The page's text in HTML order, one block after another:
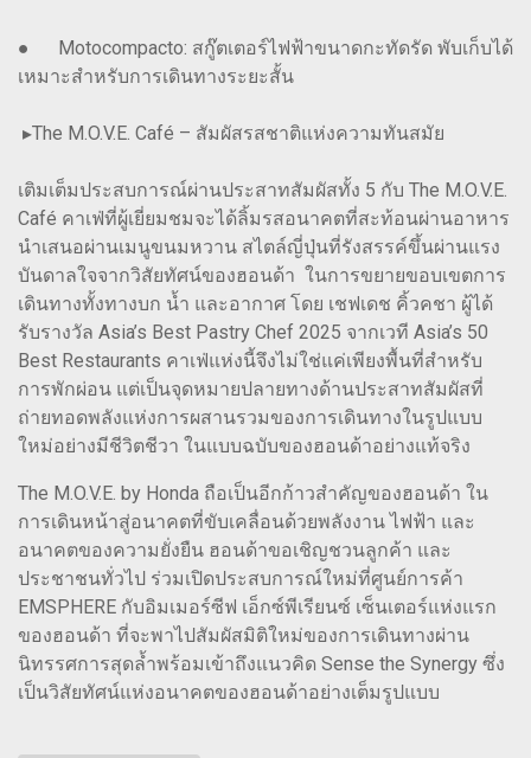
● Motocompacto: สกู๊ตเตอร์ไฟฟ้าขนาดกะทัดรัด พับเก็บได้
เหมาะสำหรับการเดินทางระยะสั้น
▸The M.O.V.E. Café – สัมผัสรสชาติแห่งความทันสมัย
เติมเต็มประสบการณ์ผ่านประสาทสัมผัสทั้ง 5 กับ The M.O.V.E.
Café คาเฟ่ที่ผู้เยี่ยมชมจะได้ลิ้มรสอนาคตที่สะท้อนผ่านอาหาร
นำเสนอผ่านเมนูขนมหวาน สไตล์ญี่ปุ่นที่รังสรรค์ขึ้นผ่านแรง
บันดาลใจจากวิสัยทัศน์ของฮอนด้า ในการขยายขอบเขตการ
เดินทางทั้งทางบก น้ำ และอากาศ โดย เชฟเดช คิ้วคชา ผู้ได้
รับรางวัล Asia’s Best Pastry Chef 2025 จากเวที Asia’s 50
Best Restaurants คาเฟ่แห่งนี้จึงไม่ใช่แค่เพียงพื้นที่สำหรับ
การพักผ่อน แต่เป็นจุดหมายปลายทางด้านประสาทสัมผัสที่
ถ่ายทอดพลังแห่งการผสานรวมของการเดินทางในรูปแบบ
ใหม่อย่างมีชีวิตชีวา ในแบบฉบับของฮอนด้าอย่างแท้จริง
The M.O.V.E. by Honda ถือเป็นอีกก้าวสำคัญของฮอนด้า ใน
การเดินหน้าสู่อนาคตที่ขับเคลื่อนด้วยพลังงาน ไฟฟ้า และ
อนาคตของความยั่งยืน ฮอนด้าขอเชิญชวนลูกค้า และ
ประชาชนทั่วไป ร่วมเปิดประสบการณ์ใหม่ที่ศูนย์การค้า
EMSPHERE กับอิมเมอร์ซีฟ เอ็กซ์พีเรียนซ์ เซ็นเตอร์แห่งแรก
ของฮอนด้า ที่จะพาไปสัมผัสมิติใหม่ของการเดินทางผ่าน
นิทรรศการสุดล้ำพร้อมเข้าถึงแนวคิด Sense the Synergy ซึ่ง
เป็นวิสัยทัศน์แห่งอนาคตของฮอนด้าอย่างเต็มรูปแบบ